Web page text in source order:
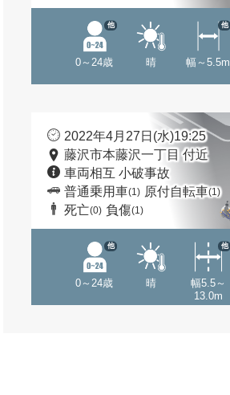
0～24歳
他
晴 幅～5.5m
他
2022年4月27日(水)19:25
藤沢市本藤沢一丁目 付近
車両相互 小破事故
普通乗用車(1) 原付自転車(1)
死亡(0) 負傷(1)
0～24歳
他
晴
幅5.5～
13.0m
他